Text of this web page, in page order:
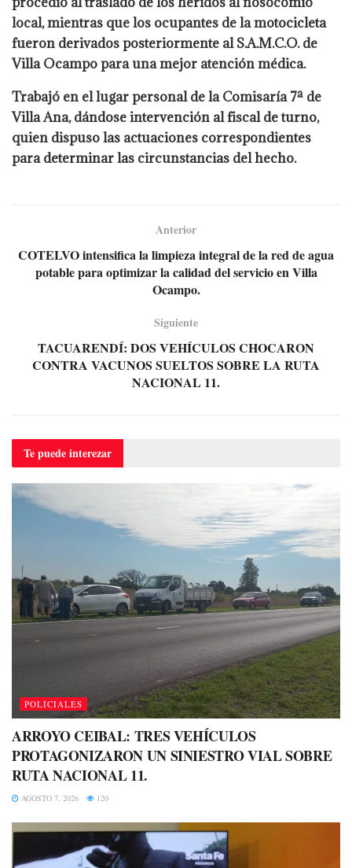
local, mientras que los ocupantes de la motocicleta
fueron derivados posteriormente al S.A.M.C.O. de
Villa Ocampo para una mejor atención médica.
Trabajó en el lugar personal de la Comisaría 7ª de
Villa Ana, dándose intervención al fiscal de turno,
quien dispuso las actuaciones correspondientes
para determinar las circunstancias del hecho.
Anterior
COTELVO intensifica la limpieza integral de la red de agua
potable para optimizar la calidad del servicio en Villa
Ocampo.
Siguiente
TACUARENDÍ: DOS VEHÍCULOS CHOCARON
CONTRA VACUNOS SUELTOS SOBRE LA RUTA
NACIONAL 11.
Te puedeinterezar
POLICIALES
ARROYO CEIBAL: TRES VEHÍCULOS
PROTAGONIZARON UN SINIESTRO VIAL SOBRE
RUTA NACIONAL 11.
AGOSTO 7, 2026 120